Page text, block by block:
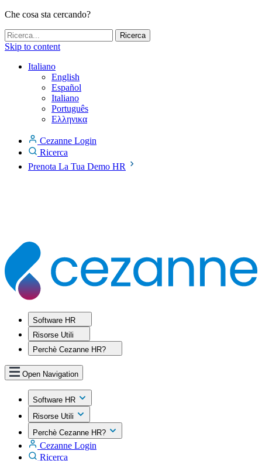
Che cosa sta cercando?
Skip to content
Italiano
English
Español
Italiano
Português
Ελληνικα
Cezanne Login
Ricerca
Prenota La Tua Demo HR
Software HR
Risorse Utili
Perchè Cezanne HR?
Open Navigation
Software HR
Risorse Utili
Perchè Cezanne HR?
Cezanne Login
Ricerca